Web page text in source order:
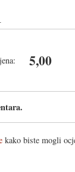
5,00
kako biste mogli